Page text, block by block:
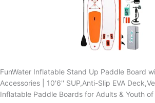
FunWater Inflatable Stand Up Paddle Board
Accessories | 10'6'' SUP,Anti-Slip EVA
Inflatable Paddle Boards for Adults & Youth of